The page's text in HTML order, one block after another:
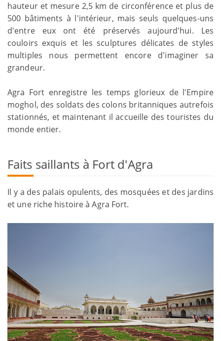
hauteur et mesure 2,5 km de circonférence et plus de
500 bâtiments à l'intérieur, mais seuls quelques-uns
d'entre eux ont été préservés aujourd'hui. Les
couloirs exquis et les sculptures délicates de styles
multiples nous permettent encore d'imaginer sa
grandeur.
Agra Fort enregistre les temps glorieux de l'Empire
moghol, des soldats des colons britanniques autrefois
stationnés, et maintenant il accueille des touristes du
monde entier.
Faits saillants à Fort d'Agra
Il y a des palais opulents, des mosquées et des jardins
et une riche histoire à Agra Fort.